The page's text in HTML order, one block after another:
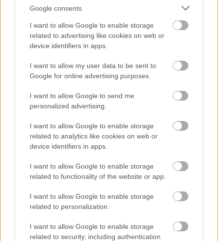
Google consents
I want to allow Google to enable storage
related to advertising like cookies on web or
device identifiers in apps.
I want to allow my user data to be sent to
Google for online advertising purposes.
I want to allow Google to send me
personalized advertising.
I want to allow Google to enable storage
related to analytics like cookies on web or
device identifiers in apps.
I want to allow Google to enable storage
related to functionality of the website or app.
I want to allow Google to enable storage
related to personalization.
I want to allow Google to enable storage
related to security, including authentication
Látlelet a hazai víziközművekről?
Egyetlen, fél évszázados vezetéken múlt
Bicske vízellátása
Gyárleállításokkal és átszervezett
termeléssel tehermentesíti a
villamosenergia-rendszert a STRABAG
HIRDETÉS
LEGOLVASOTTABB